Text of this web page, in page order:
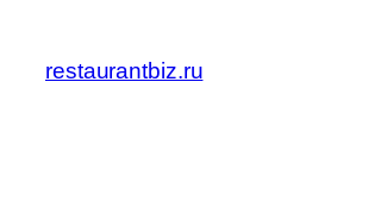
содержимому
restaurantbiz.ru